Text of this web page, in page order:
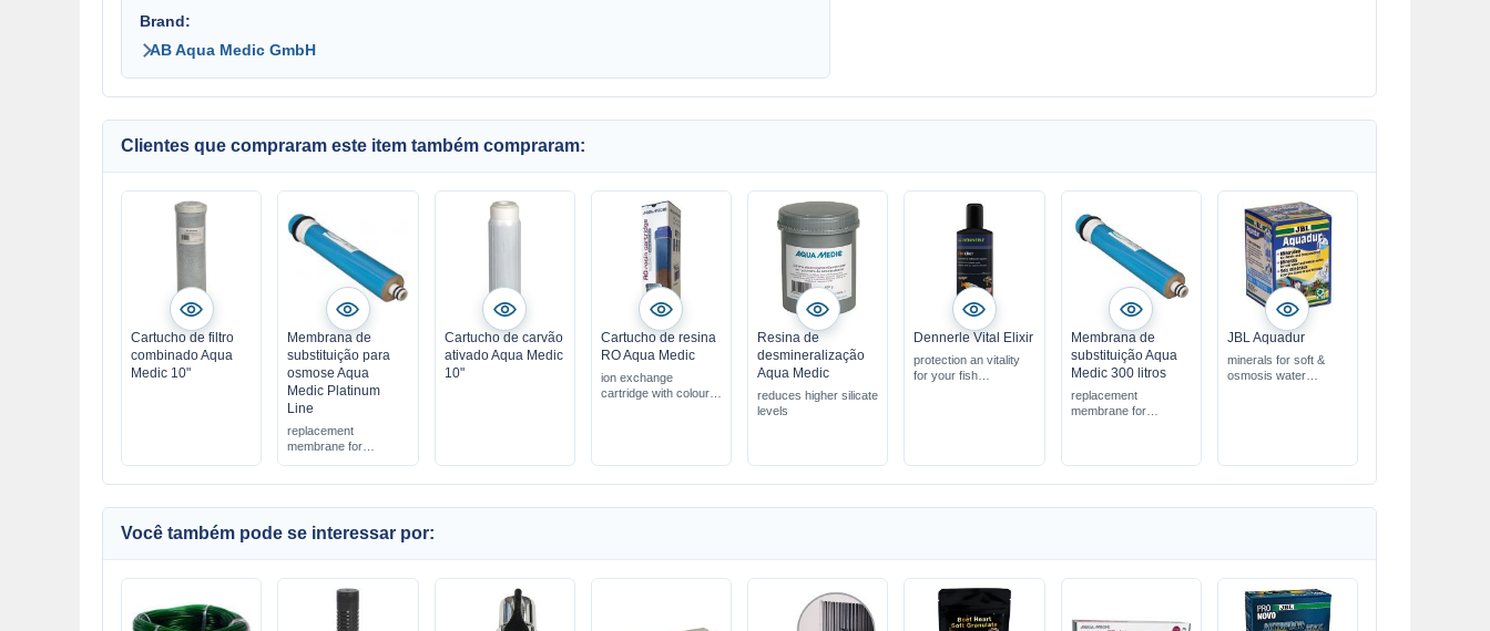
Brand:
AB Aqua Medic GmbH
Clientes que compraram este item também compraram:
Cartucho de filtro
combinado Aqua
Medic 10"
Membrana de
substituição para
osmose Aqua
Medic Platinum
Line
replacement
membrane for
Cartucho de carvão
ativado Aqua Medic
10"
Cartucho de resina
RO Aqua Medic
ion exchange
cartridge with colour
Resina de
desmineralização
Aqua Medic
reduces higher silicate
levels
Dennerle Vital Elixir
protection an vitality
for your fish
Membrana de
substituição Aqua
Medic 300 litros
replacement
membrane for
JBL Aquadur
minerals for soft &
osmosis water
Você também pode se interessar por: